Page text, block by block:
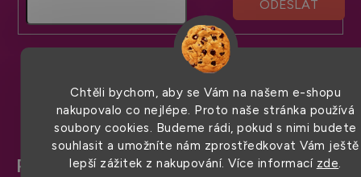
Chtěli bychom, aby se Vám na našem e-shopu
nakupovalo co nejlépe. Proto naše stránka používá
soubory cookies. Budeme rádi, pokud s nimi budete
souhlasit a umožníte nám zprostředkovat Vám ještě
lepší zážitek z nakupování. Více informací zde.
a
t
Pro snadný nákup